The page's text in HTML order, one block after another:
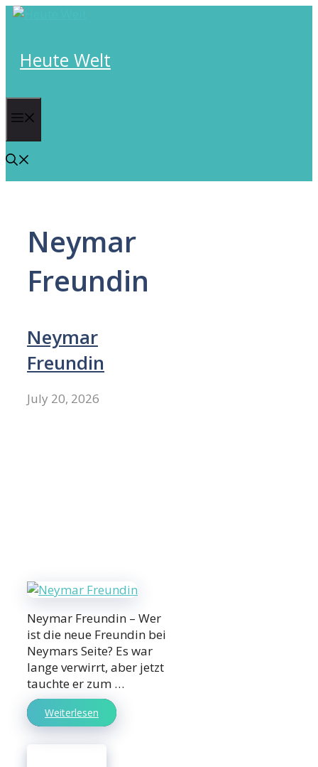
Skip
Heute Welt
Neymar
Freundin
Neymar
Freundin
July 20, 2026
Neymar Freundin – Wer
ist die neue Freundin bei
Neymars Seite? Es war
lange verwirrt, aber jetzt
tauchte er zum …
Weiterlesen